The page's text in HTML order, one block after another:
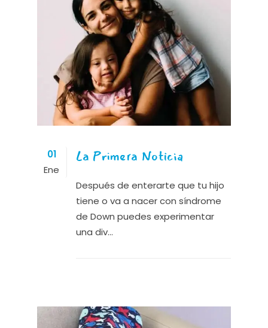
01
Ene
La Primera Noticia
Después de enterarte que tu hijo
tiene o va a nacer con síndrome
de Down puedes experimentar
una div...